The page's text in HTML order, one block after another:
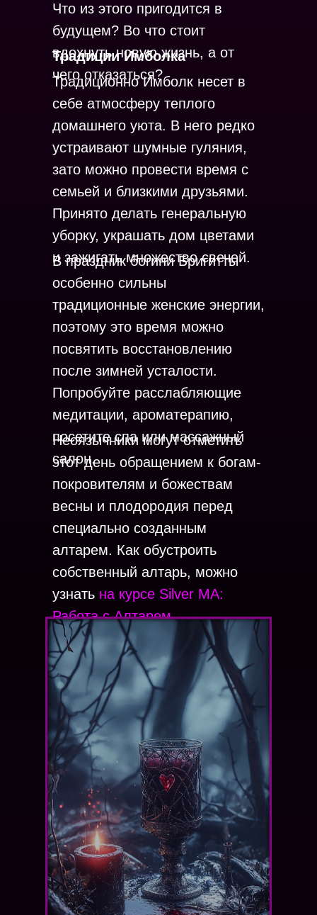
Что из этого пригодится в
будущем? Во что стоит
вдохнуть новую жизнь, а от
чего отказаться?
Традиционно Имболк несет в
себе атмосферу теплого
домашнего уюта. В него редко
устраивают шумные гуляния,
зато можно провести время с
семьей и близкими друзьями.
Принято делать генеральную
уборку, украшать дом цветами
и зажигать множество свечей.
В праздник богини Бригитты
особенно сильны
традиционные женские энергии,
поэтому это время можно
посвятить восстановлению
после зимней усталости.
Попробуйте расслабляющие
медитации, ароматерапию,
посетите спа или массажный
салон.
Неоязычники могут отметить
этот день обращением к богам-
покровителям и божествам
весны и плодородия перед
специально созданным
алтарем. Как обустроить
собственный алтарь, можно
узнать на курсе Silver MA:
Работа с Алтарем.
Традиции Имболка